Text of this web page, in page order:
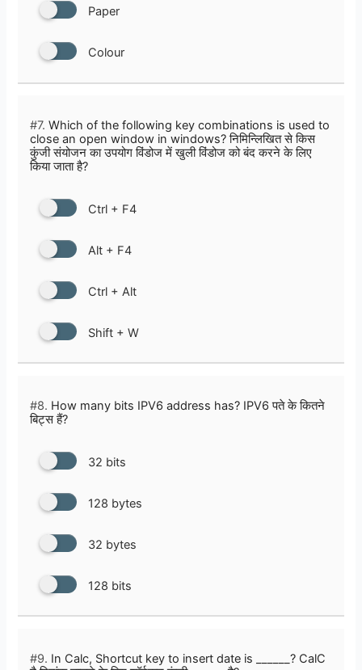
Paper
Colour
#7. Which of the following key combinations is used to
close an open window in windows? निमिन्लिखित से किस
कुंजी संयोजन का उपयोग विंडोज में खुली विंडोज को बंद करने के लिए
किया जाता है?
Ctrl + F4
Alt + F4
Ctrl + Alt
Shift + W
#8. How many bits IPV6 address has? IPV6 पते के कितने
बिट्स हैं?
32 bits
128 bytes
32 bytes
128 bits
#9. In Calc, Shortcut key to insert date is ______? CalC